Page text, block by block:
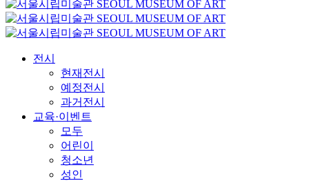
전시
현재전시
예정전시
과거전시
교육·이벤트
모두
어린이
청소년
성인